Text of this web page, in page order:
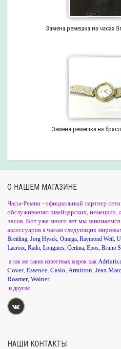
Замена ремешка на часах
Замена ремешка на
О НАШЕМ МАГАЗИНЕ
Часы-Ремни - официальный партнер
обслуживанию швейцарских, немецких,
часов. Вот уже много лет мы
аксессуаров к часам следующих
Breitling Jorg Hysek Omega Raymond Weil
Lacroix Rado Longines Certina Epos Bruno
а так же таких известных марок как
Cover, Essence Casio Armitron Jean
Roamer, Wainer
и другие
НАШИ КОНТАКТЫ